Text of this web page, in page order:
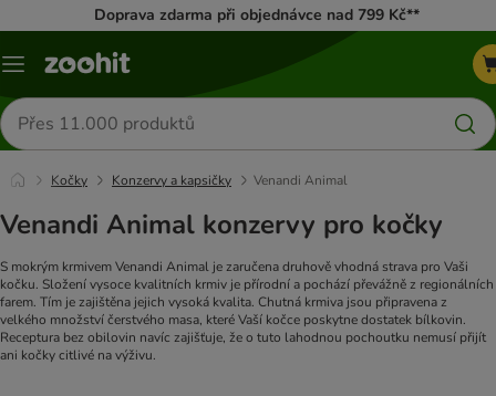
Doprava zdarma při objednávce nad 799 Kč**
Menu
Hledat
produkty
Kočky Konzervy a kapsičky Venandi Animal
Venandi Animal konzervy pro kočky
S mokrým krmivem Venandi Animal je zaručena druhově vhodná strava pro Vaši
kočku. Složení vysoce kvalitních krmiv je přírodní a pochází převážně z regionálních
farem. Tím je zajištěna jejich vysoká kvalita. Chutná krmiva jsou připravena z
velkého množství čerstvého masa, které Vaší kočce poskytne dostatek bílkovin.
Receptura bez obilovin navíc zajišťuje, že o tuto lahodnou pochoutku nemusí přijít
ani kočky citlivé na výživu.